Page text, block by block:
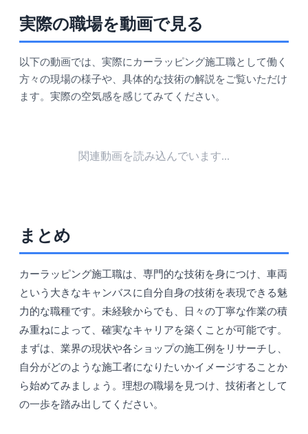
実際の職場を動画で見る
以下の動画では、実際にカーラッピング施工職として働く
方々の現場の様子や、具体的な技術の解説をご覧いただけ
ます。実際の空気感を感じてみてください。
関連動画を読み込んでいます...
まとめ
カーラッピング施工職は、専門的な技術を身につけ、車両
という大きなキャンバスに自分自身の技術を表現できる魅
力的な職種です。未経験からでも、日々の丁寧な作業の積
み重ねによって、確実なキャリアを築くことが可能です。
まずは、業界の現状や各ショップの施工例をリサーチし、
自分がどのような施工者になりたいかイメージすることか
ら始めてみましょう。理想の職場を見つけ、技術者として
の一歩を踏み出してください。